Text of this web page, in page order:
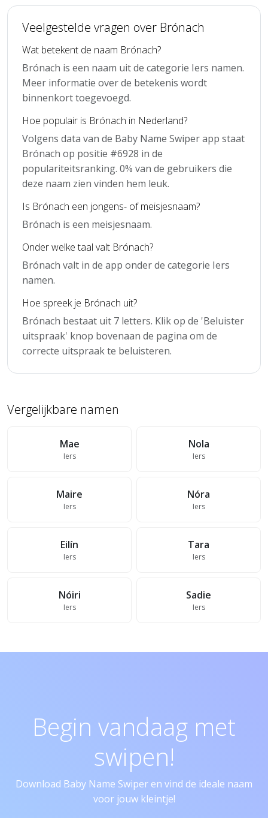
Veelgestelde vragen over Brónach
Wat betekent de naam Brónach?
Brónach is een naam uit de categorie Iers namen.
Meer informatie over de betekenis wordt
binnenkort toegevoegd.
Hoe populair is Brónach in Nederland?
Volgens data van de Baby Name Swiper app staat
Brónach op positie #6928 in de
populariteitsranking. 0% van de gebruikers die
deze naam zien vinden hem leuk.
Is Brónach een jongens- of meisjesnaam?
Brónach is een meisjesnaam.
Onder welke taal valt Brónach?
Brónach valt in de app onder de categorie Iers
namen.
Hoe spreek je Brónach uit?
Brónach bestaat uit 7 letters. Klik op de 'Beluister
uitspraak' knop bovenaan de pagina om de
correcte uitspraak te beluisteren.
Vergelijkbare namen
Mae
Iers
Nola
Iers
Maire
Iers
Nóra
Iers
Eilín
Iers
Tara
Iers
Nóiri
Iers
Sadie
Iers
Begin vandaag met
swipen!
Download Baby Name Swiper en vind de ideale naam
voor jouw kleintje!